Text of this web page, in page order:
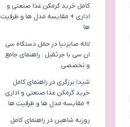
کامل خرید گرمکن غذا صنعتی و
اداری + مقایسه مدل ها و ظرفیت
ها
لاله صابرنیا در حمل دستگاه سی
ان سی با جرثقیل : راهنمای جامع
و تخصصی
شیدا برزگری در راهنمای کامل
خرید گرمکن غذا صنعتی و اداری
+ مقایسه مدل ها و ظرفیت ها
روزبه شاهین در راهنمای کامل